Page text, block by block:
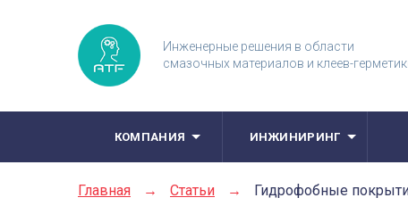
Инженерные решения в области
смазочных материалов и клеев-
КОМПАНИЯ ИНЖИНИРИНГ
Главная → Статьи → Гидрофобные